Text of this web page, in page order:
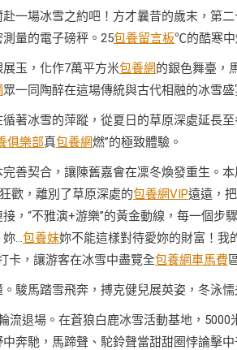
赴一場冰雪之約吧！方才曩昔的歲末，第
量的電子磅秤。25包養留言板℃的酷寒中
展玉，化作7萬平方米包養網的銀色舞臺，
眾一同陶醉在這場傳統與古代相融的冰雪盛
著冰雪的萍蹤，從夏日的草原深處延長至
俱樂部真包養網燃”的極致體驗。
善契合，讓陳舊嘉會在凜冬煥發重生。
歡，離別了草原深處的包養網VIP遠遠，
，“不雅演+游樂”的黃金動線，每一個步
妳…包養妹妳不能這樣對待愛妳的財富！我
卡，讓游客在冰雪中盡覽全包養網車馬費
駿馬踏雪飛奔，搏克健兒展英姿，冬泳
流退場。在蒼狼白鹿冰雪活動基地，
奔馳，馬蹄聲、駝鈴聲當甜甜圈悖論擊